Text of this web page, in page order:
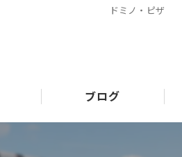
ドミノ・ピザ
ブログ